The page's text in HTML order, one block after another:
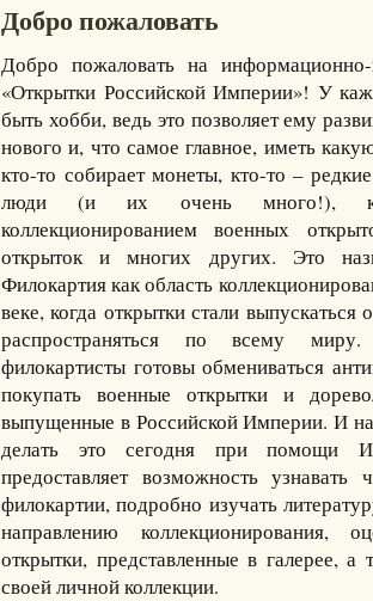
Добро пожаловать
Добро пожаловать на информационно-
«Открытки Российской Империи»! У
быть хобби, ведь это позволяет ему
нового и, что самое главное, иметь
кто-то собирает монеты, кто-то –
люди (и их очень много!),
коллекционированием военных
открыток и многих других. Это
Филокартия как область
веке, когда открытки стали
распространяться по всему
филокартисты готовы обмениваться
покупать военные открытки и
выпущенные в Российской Империи. И
делать это сегодня при помощи
предоставляет возможность
филокартии, подробно изучать
направлению коллекционирования,
открытки, представленные в галерее, а
своей личной коллекции.